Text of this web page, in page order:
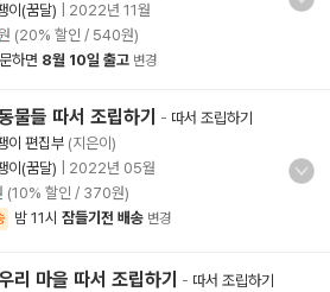
이(꿈달)
2022년 11월
(20% 할인 / 540원)
하면 8월 10일 출고 변경
물들 따서 조립하기 - 따서 조립하기
이 편집부 (지은이)
이(꿈달)
2022년 05월
(10% 할인 / 370원)
밤 11시 잠들기전 배송 변경
리 마을 따서 조립하기 - 따서 조립하기